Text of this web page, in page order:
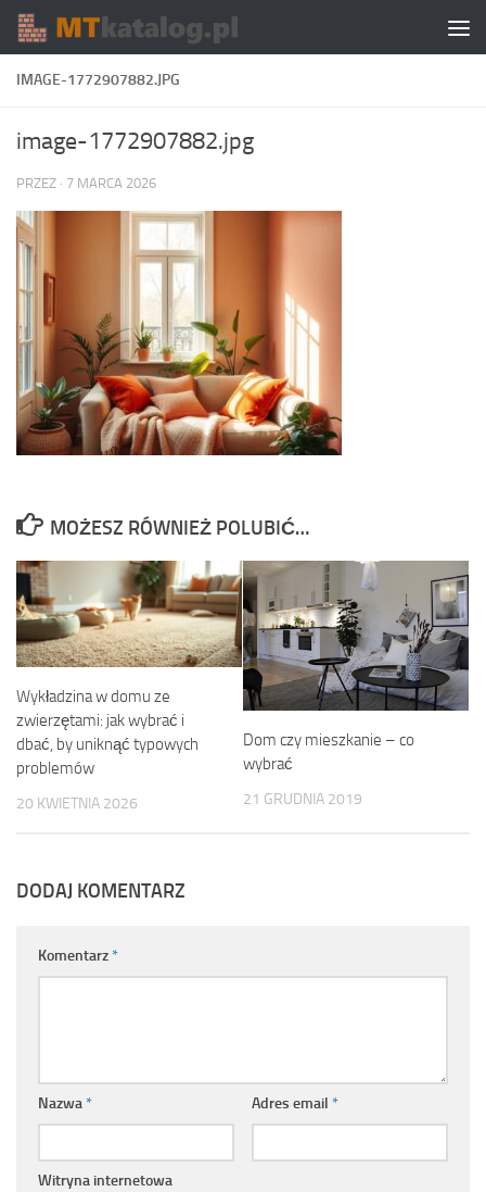
Skip to content
IMAGE-1772907882.JPG
image-1772907882.jpg
PRZEZ · 7 MARCA 2026
MOŻESZ RÓWNIEŻ POLUBIĆ…
Wykładzina w domu ze
zwierzętami: jak wybrać i
dbać, by uniknąć typowych
problemów
20 KWIETNIA 2026
Dom czy mieszkanie – co
wybrać
21 GRUDNIA 2019
DODAJ KOMENTARZ
Komentarz*
Nazwa* Adres email *
Witryna internetowa